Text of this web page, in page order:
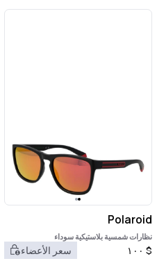
Polaroid
نظارات شمسية بلاستيكية سوداء
$ ١٠٠ سعر الأعضاء